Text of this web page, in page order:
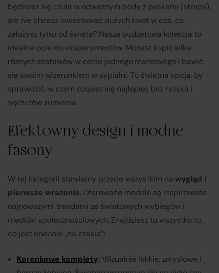
będziesz się czuła w odważnym body z paskami (straps),
ale nie chcesz inwestować dużych kwot w coś, co
założysz tylko od święta? Nasza budżetowa kolekcja to
idealne pole do eksperymentów. Możesz kupić kilka
różnych zestawów w cenie jednego markowego i bawić
się swoim wizerunkiem w sypialni. To świetna opcja, by
sprawdzić, w czym czujesz się najlepiej, bez ryzyka i
wyrzutów sumienia.
Efektowny design i modne
fasony
W tej kategorii stawiamy przede wszystkim na wygląd i
pierwsze wrażenie. Oferowane modele są inspirowane
najnowszymi trendami ze światowych wybiegów i
mediów społecznościowych. Znajdziesz tu wszystko to,
co jest obecnie „na czasie”:
Koronkowe komplety: Wizualnie lekkie, zmysłowe i